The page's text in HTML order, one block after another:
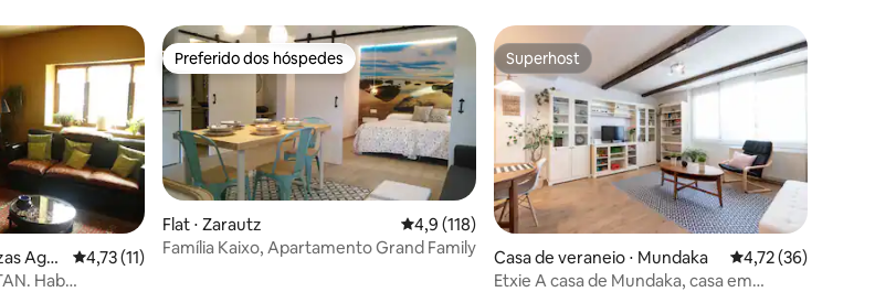
avaliações
Agu
4,73 de uma avaliação média de 5, 11 avaliações
4,73 (11)
Hab
Preferido dos hóspedes
Preferido dos hóspedes
Flat ⋅ Zarautz 4,9 de uma avaliação média de 5, 118 avaliações
4,9 (118)
Família Kaixo, Apartamento Grand Family
Superhost
Superhost
Casa de veraneio ⋅ Mundaka 4,72 de uma
4,72 (36)
Etxie A casa de Mundaka, casa em